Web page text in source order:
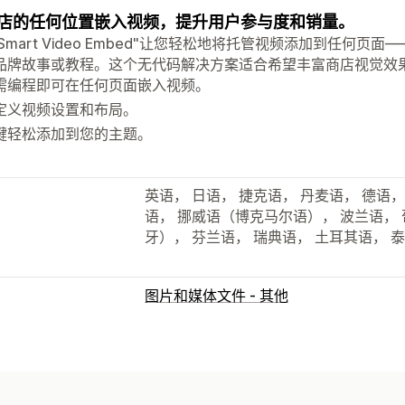
的任何位置嵌入视频，提升用户参与度和销量。
Video Embed"让您轻松地将托管视频添加到任何页
牌故事或教程。这个无代码解决方案适合希望丰富商店视觉
编程即可在任何页面嵌入视频。
义视频设置和布局。
轻松添加到您的主题。
英语， 日语， 捷克语， 丹麦语， 德语
语， 挪威语（博克马尔语）， 波兰语
牙）， 芬兰语， 瑞典语， 土耳其语，
图片和媒体文件 - 其他